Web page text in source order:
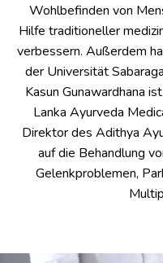
Wohlbefinden von
Hilfe traditioneller
verbessern. Außerdem
der Universität
Kasun Gunawardhana
Lanka Ayurveda
Direktor des Adithya
auf die Behandlung
Gelenkproblemen,